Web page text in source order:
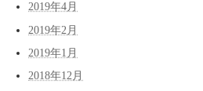
2019年4月
2019年2月
2019年1月
2018年12月